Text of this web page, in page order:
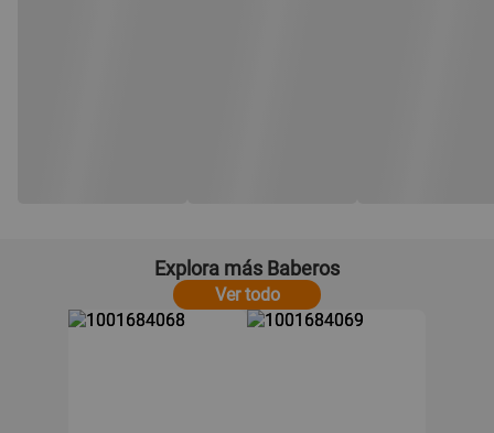
Explora más Baberos
Ver todo